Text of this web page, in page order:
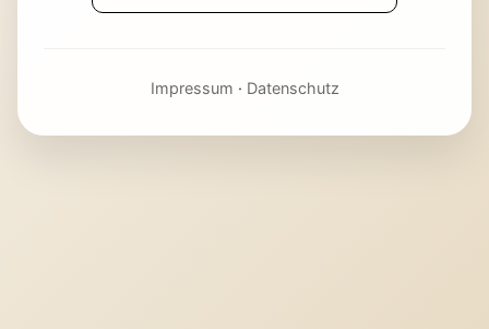
Impressum · Datenschutz